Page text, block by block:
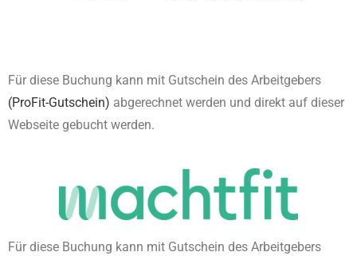
Für diese Buchung kann mit Gutschein des Arbeitgebers
(ProFit-Gutschein) abgerechnet werden und direkt auf dieser
Webseite gebucht werden.
Für diese Buchung kann mit Gutschein des Arbeitgebers